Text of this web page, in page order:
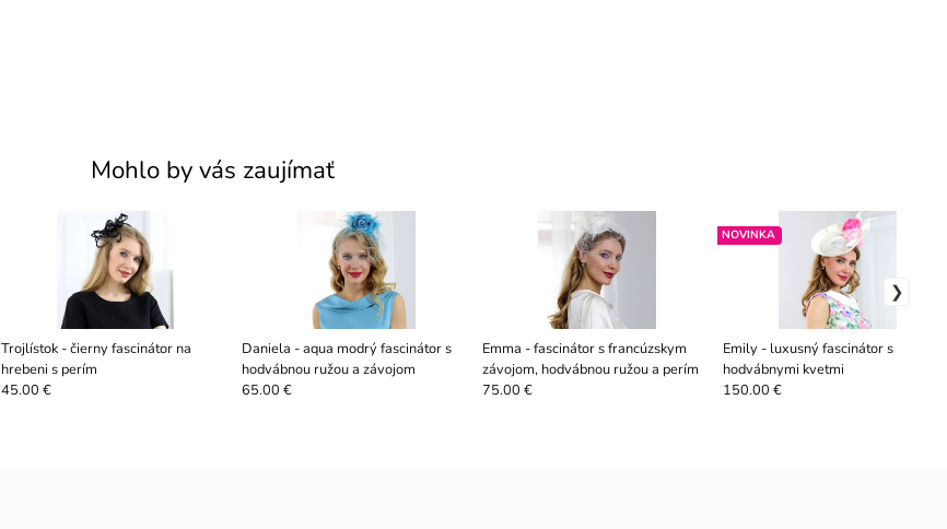
Mohlo by vás zaujímať
Trojlístok - čierny fascinátor na
hrebeni s perím
45.00 €
Daniela - aqua modrý fascinátor s
hodvábnou ružou a závojom
65.00 €
Emma - fascinátor s francúzskym
závojom, hodvábnou ružou a perím
75.00 €
Emily - luxusný fascinátor s
hodvábnymi kvetmi
NOVINKA
150.00 €